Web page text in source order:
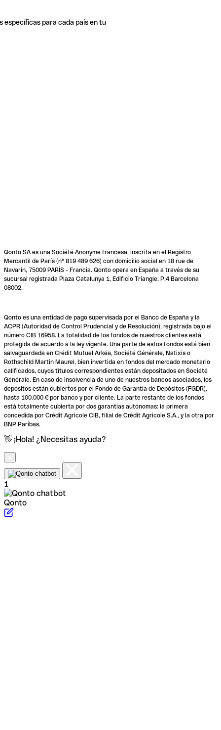
específicas para cada país en tu
Qonto SA es una Société Anonyme francesa, inscrita en el Registro
Mercantil de París (n° 819 489 626) con domicilio social en 18 rue de
Navarin, 75009 PARÍS - Francia. Qonto opera en España a través de su
sucursal registrada Plaza Catalunya 1, Edificio Triangle, P.4 Barcelona
08002.
Qonto es una entidad de pago supervisada por el Banco de España y la
ACPR (Autoridad de Control Prudencial y de Resolución), registrada bajo el
número CIB 16958. La totalidad de los fondos de nuestros clientes está
protegida de acuerdo a la ley vigente. Una parte de estos fondos está bien
salvaguardada en Crédit Mutuel Arkéa, Société Générale, Natixis o
Rothschild Martin Maurel, bien invertida en fondos del mercado monetario
calificados, cuyos títulos correspondientes están depositados en Société
Générale. En caso de insolvencia de uno de nuestros bancos asociados, los
depósitos están cubiertos por el Fondo de Garantía de Depósitos (FGDR),
hasta 100.000 € por banco y por cliente. La parte restante de los fondos
está totalmente cubierta por dos garantías autónomas: la primera
concedida por Crédit Agricole CIB, filial de Crédit Agricole S.A., y la otra por
BNP Paribas.
👋 ¡Hola! ¿Necesitas ayuda?
1
Qonto